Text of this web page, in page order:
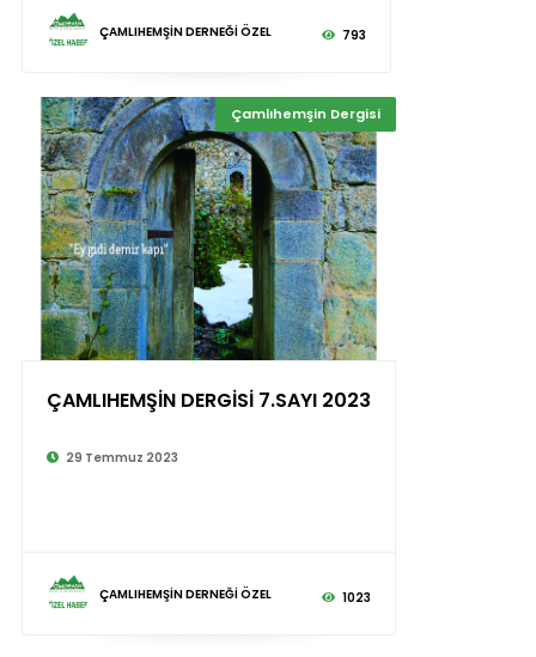
ÇAMLIHEMŞİN DERNEĞİ ÖZEL 793
Çamlıhemşin Dergisi
ÇAMLIHEMŞİN DERGİSİ 7.SAYI 2023
29 Temmuz 2023
ÇAMLIHEMŞİN DERNEĞİ ÖZEL 1023